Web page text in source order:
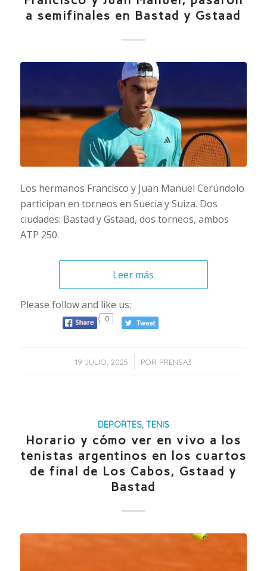
a semifinales en Bastad y Gstaad
Los hermanos Francisco y Juan Manuel Cerúndolo
participan en torneos en Suecia y Suiza. Dos
ciudades: Bastad y Gstaad, dos torneos, ambos
ATP 250.
Leer más
Please follow and like us:
0
19 JULIO, 2025
/ POR PRENSA3
DEPORTES, TENIS
Horario y cómo ver en vivo a los
tenistas argentinos en los cuartos
de final de Los Cabos, Gstaad y
Bastad